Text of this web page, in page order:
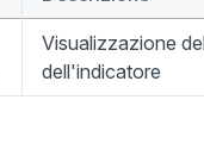
Visualizzazione
dell'indicatore